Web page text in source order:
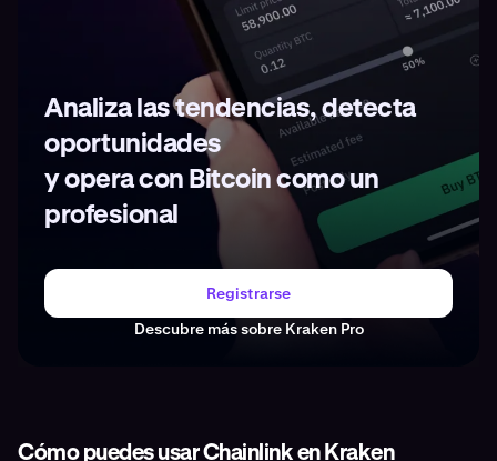
Analiza las tendencias, detecta
oportunidades
y opera con Bitcoin como un
profesional
Registrarse
Descubre más sobre Kraken Pro
Cómo puedes usar Chainlink en Kraken